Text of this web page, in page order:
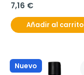
7,16 €
Añadir al carrito
Nuevo